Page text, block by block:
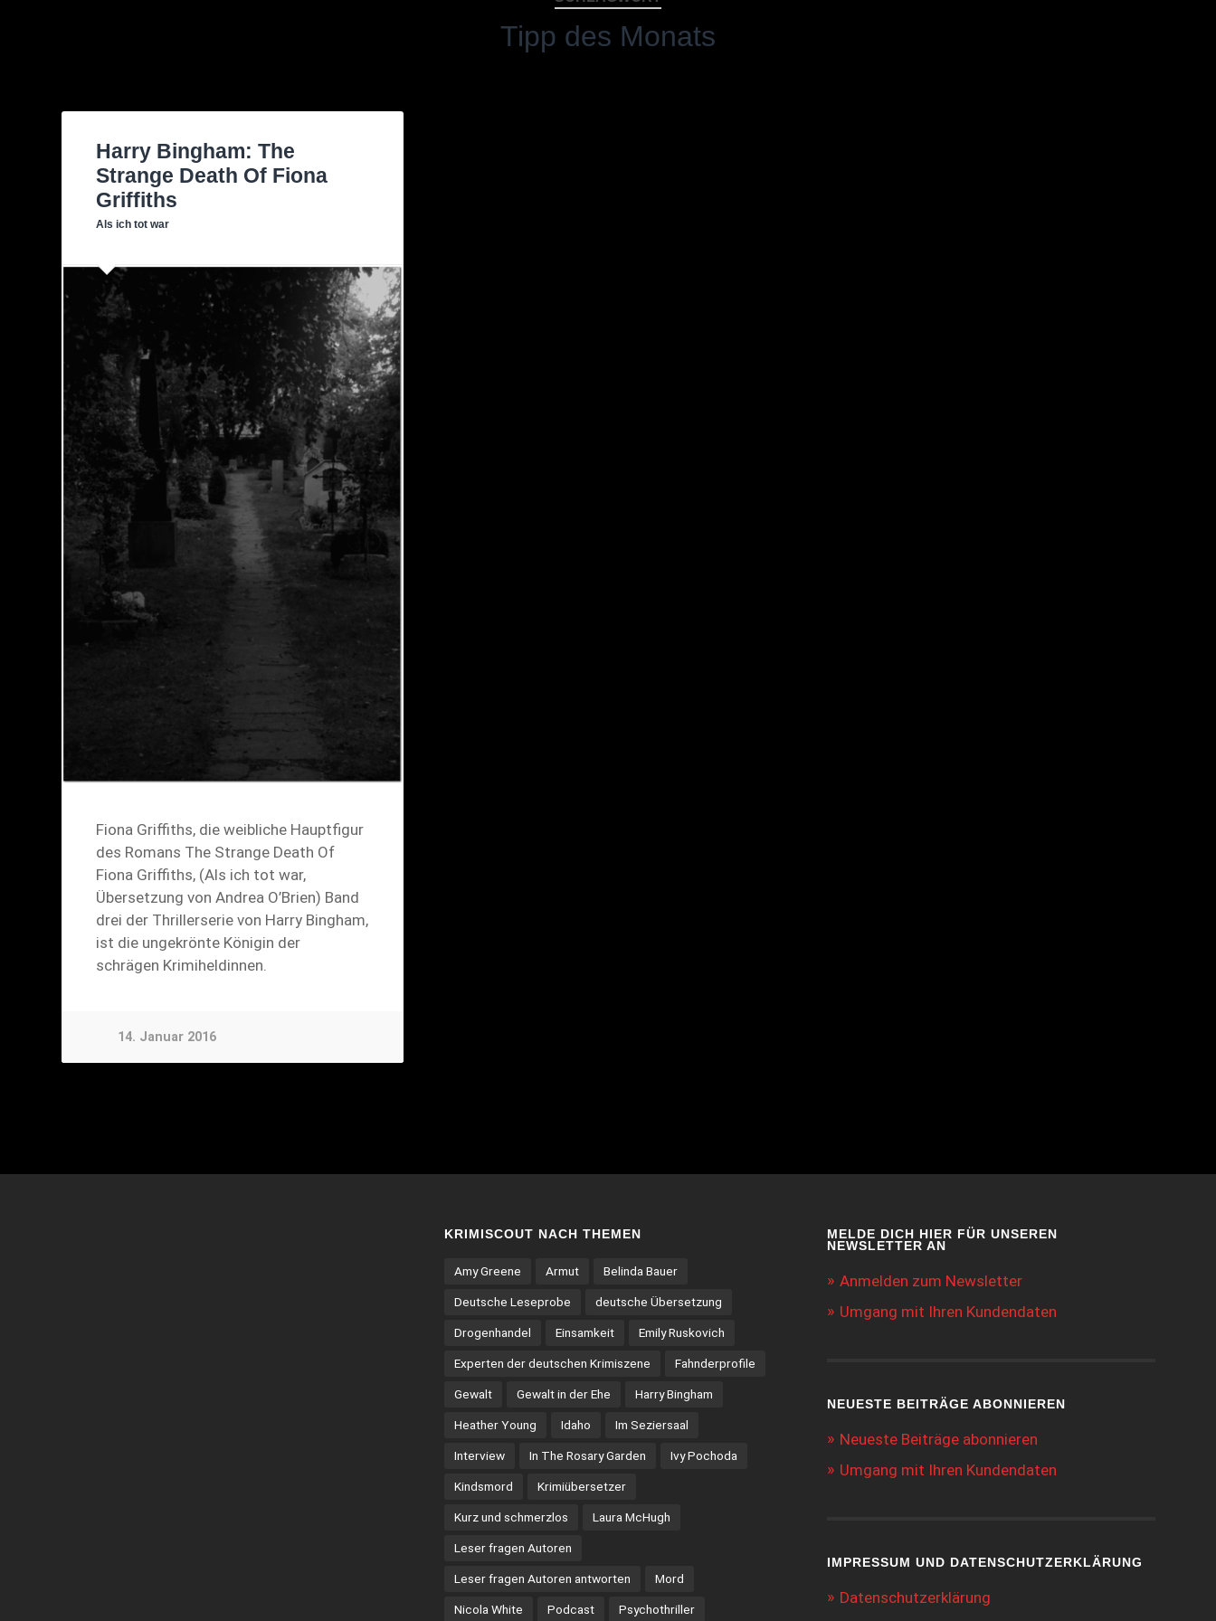
Tipp des Monats
Harry Bingham: The
Strange Death Of Fiona
Griffiths
Als ich tot war
Fiona Griffiths, die weibliche Hauptfigur
des Romans The Strange Death Of
Fiona Griffiths, (Als ich tot war,
Übersetzung von Andrea O’Brien) Band
drei der Thrillerserie von Harry Bingham,
ist die ungekrönte Königin der
schrägen Krimiheldinnen.
14. Januar 2016
KRIMISCOUT NACH THEMEN
Amy Greene Armut Belinda Bauer
Deutsche Leseprobe deutsche Übersetzung
Drogenhandel Einsamkeit Emily Ruskovich
Experten der deutschen Krimiszene Fahnderprofile
Gewalt Gewalt in der Ehe Harry Bingham
Heather Young Idaho Im Seziersaal
Interview In The Rosary Garden Ivy Pochoda
Kindsmord Krimiübersetzer
Kurz und schmerzlos Laura McHugh
Leser fragen Autoren
Leser fragen Autoren antworten Mord
Nicola White Podcast Psychothriller
MELDE DICH HIER FÜR UNSEREN
NEWSLETTER AN
Anmelden zum Newsletter
Umgang mit Ihren Kundendaten
NEUESTE BEITRÄGE ABONNIEREN
Neueste Beiträge abonnieren
Umgang mit Ihren Kundendaten
IMPRESSUM UND DATENSCHUTZERKLÄRUNG
Datenschutzerklärung